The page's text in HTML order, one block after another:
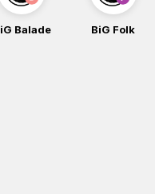
BiG Folk BiG iG